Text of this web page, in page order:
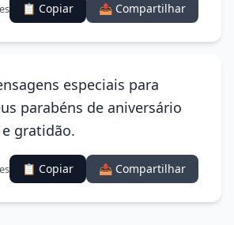
📋 Copiar 📤 Compartilhar
especiais para
parabéns de aniversário
gratidão.
📋 Copiar 📤 Compartilhar